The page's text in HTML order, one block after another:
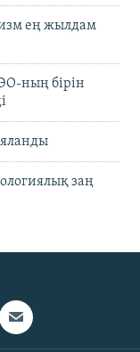
ең жылдам
ның бірін
заң